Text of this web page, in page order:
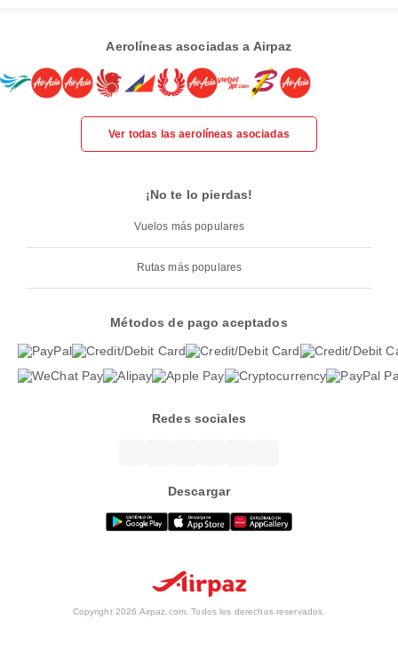
Aerolíneas asociadas a Airpaz
Ver todas las aerolíneas asociadas
¡No te lo pierdas!
Vuelos más populares
Rutas más populares
Métodos de pago aceptados
Redes sociales
Descargar
Copyright 2026 Airpaz.com. Todos los derechos reservados.